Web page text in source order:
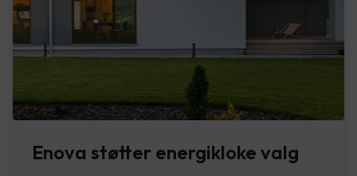
Enova støtter energikloke valg